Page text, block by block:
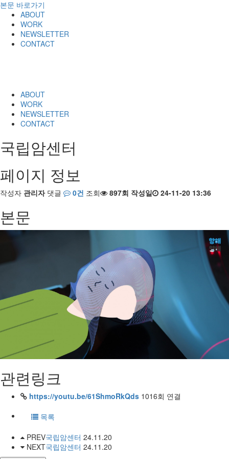
본문 바로가기
ABOUT
WORK
NEWSLETTER
CONTACT
ABOUT
WORK
NEWSLETTER
CONTACT
국립암센터
페이지 정보
작성자 관리자 댓글 0건 조회 897회 작성일 24-11-20 13:36
본문
관련링크
https://youtu.be/61ShmoRkQds 1016회 연결
목록
PREV국립암센터 24.11.20
NEXT국립암센터 24.11.20